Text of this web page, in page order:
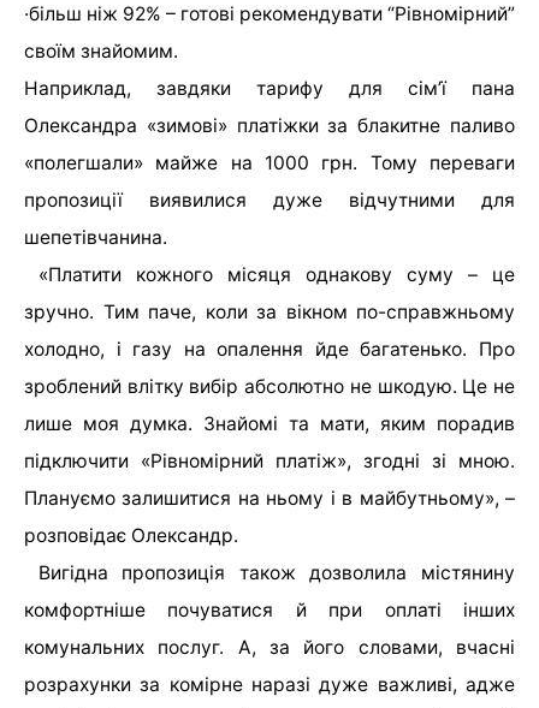
·більш ніж 92% – готові рекомендувати “Рівномірний”
своїм знайомим.
Наприклад, завдяки тарифу для сім’ї пана
Олександра «зимові» платіжки за блакитне паливо
«полегшали» майже на 1000 грн. Тому переваги
пропозиції виявилися дуже відчутними для
шепетівчанина.
«Платити кожного місяця однакову суму – це
зручно. Тим паче, коли за вікном по-справжньому
холодно, і газу на опалення йде багатенько. Про
зроблений влітку вибір абсолютно не шкодую. Це не
лише моя думка. Знайомі та мати, яким порадив
підключити «Рівномірний платіж», згодні зі мною.
Плануємо залишитися на ньому і в майбутньому», –
розповідає Олександр.
Вигідна пропозиція також дозволила містянину
комфортніше почуватися й при оплаті інших
комунальних послуг. А, за його словами, вчасні
розрахунки за комірне наразі дуже важливі, адже